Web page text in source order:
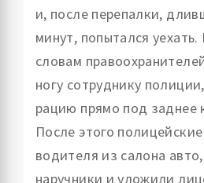
и, после перепалки,
минут, попытался
словам
ногу сотруднику
рацию прямо под заднее
После этого
водителя из салона
наручники и уложили